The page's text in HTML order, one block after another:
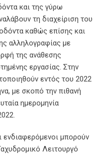
και της γύρω
τη διαχείριση του
καθώς επίσης και
αλληλογραφίας με
της ανάθεσης
εργασίας. Στην
εντός του 2022
με σκοπό την πιθανή
ημερομηνία
ενδιαφερόμενοι μπορούν
Λειτουργό